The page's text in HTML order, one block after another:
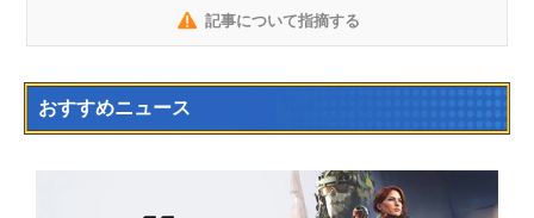
記事について指摘する
おすすめニュース